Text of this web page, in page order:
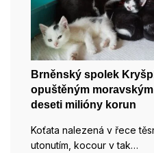
Brněnský spolek
opuštěným
deseti milióny korun
Koťata nalezená v řece
utonutím, kocour v tak…